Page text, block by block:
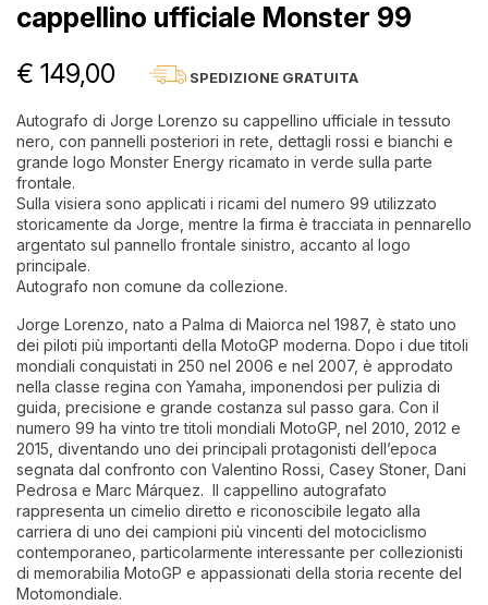
cappellino ufficiale Monster 99
€ 149,00 SPEDIZIONE GRATUITA
Autografo di Jorge Lorenzo su cappellino ufficiale in tessuto
nero, con pannelli posteriori in rete, dettagli rossi e bianchi e
grande logo Monster Energy ricamato in verde sulla parte
frontale.
Sulla visiera sono applicati i ricami del numero 99 utilizzato
storicamente da Jorge, mentre la firma è tracciata in pennarello
argentato sul pannello frontale sinistro, accanto al logo
principale.
Autografo non comune da collezione.
Jorge Lorenzo, nato a Palma di Maiorca nel 1987, è stato uno
dei piloti più importanti della MotoGP moderna. Dopo i due titoli
mondiali conquistati in 250 nel 2006 e nel 2007, è approdato
nella classe regina con Yamaha, imponendosi per pulizia di
guida, precisione e grande costanza sul passo gara. Con il
numero 99 ha vinto tre titoli mondiali MotoGP, nel 2010, 2012 e
2015, diventando uno dei principali protagonisti dell’epoca
segnata dal confronto con Valentino Rossi, Casey Stoner, Dani
Pedrosa e Marc Márquez. Il cappellino autografato
rappresenta un cimelio diretto e riconoscibile legato alla
carriera di uno dei campioni più vincenti del motociclismo
contemporaneo, particolarmente interessante per collezionisti
di memorabilia MotoGP e appassionati della storia recente del
Motomondiale.